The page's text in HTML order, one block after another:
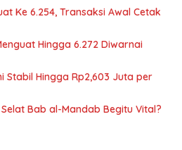
Ke 6.254, Transaksi Awal Cetak
Hingga 6.272 Diwarnai
Stabil Hingga Rp2,603 Juta per
Bab al-Mandab Begitu Vital?